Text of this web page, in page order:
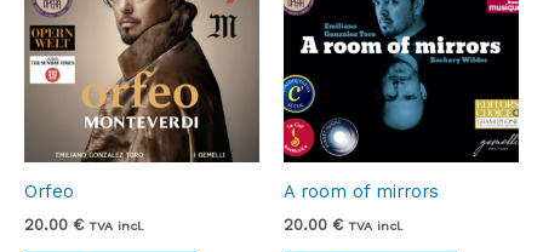
Orfeo
20.00 € TVA incl.
A room of mirrors
20.00 € TVA incl.